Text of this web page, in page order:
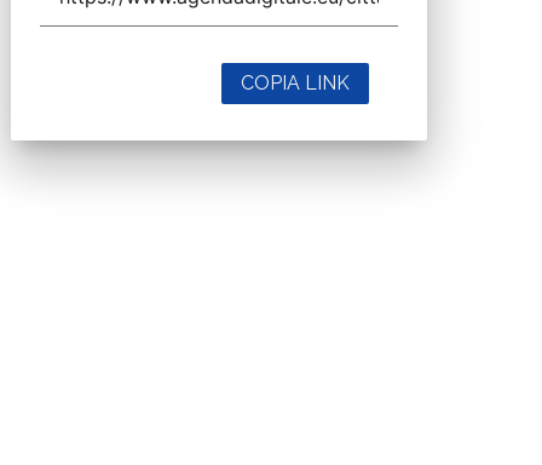
COPIA LINK